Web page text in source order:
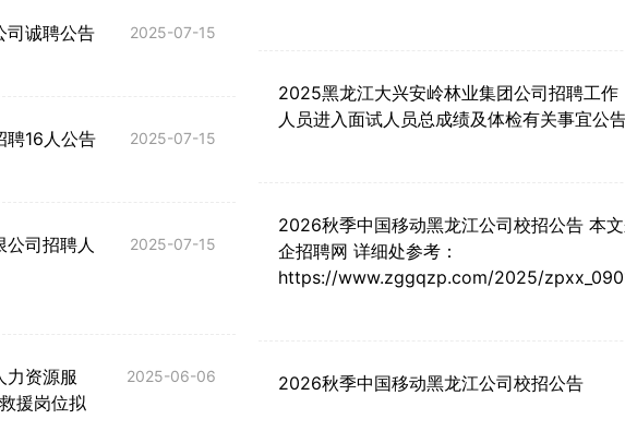
司诚聘公告 2025-07-15
16人公告 2025-07-15
司招聘人 2025-07-15
资源服
援岗位拟
2025-06-06
2025黑龙江大兴安岭林业集团公司招聘工作
人员进入面试人员总成绩及体检有关事宜公
2026秋季中国移动黑龙江公司校招公告 本
企招聘网 详细处参考：
https://www.zggqzp.com/2025/
2026秋季中国移动黑龙江公司校招公告